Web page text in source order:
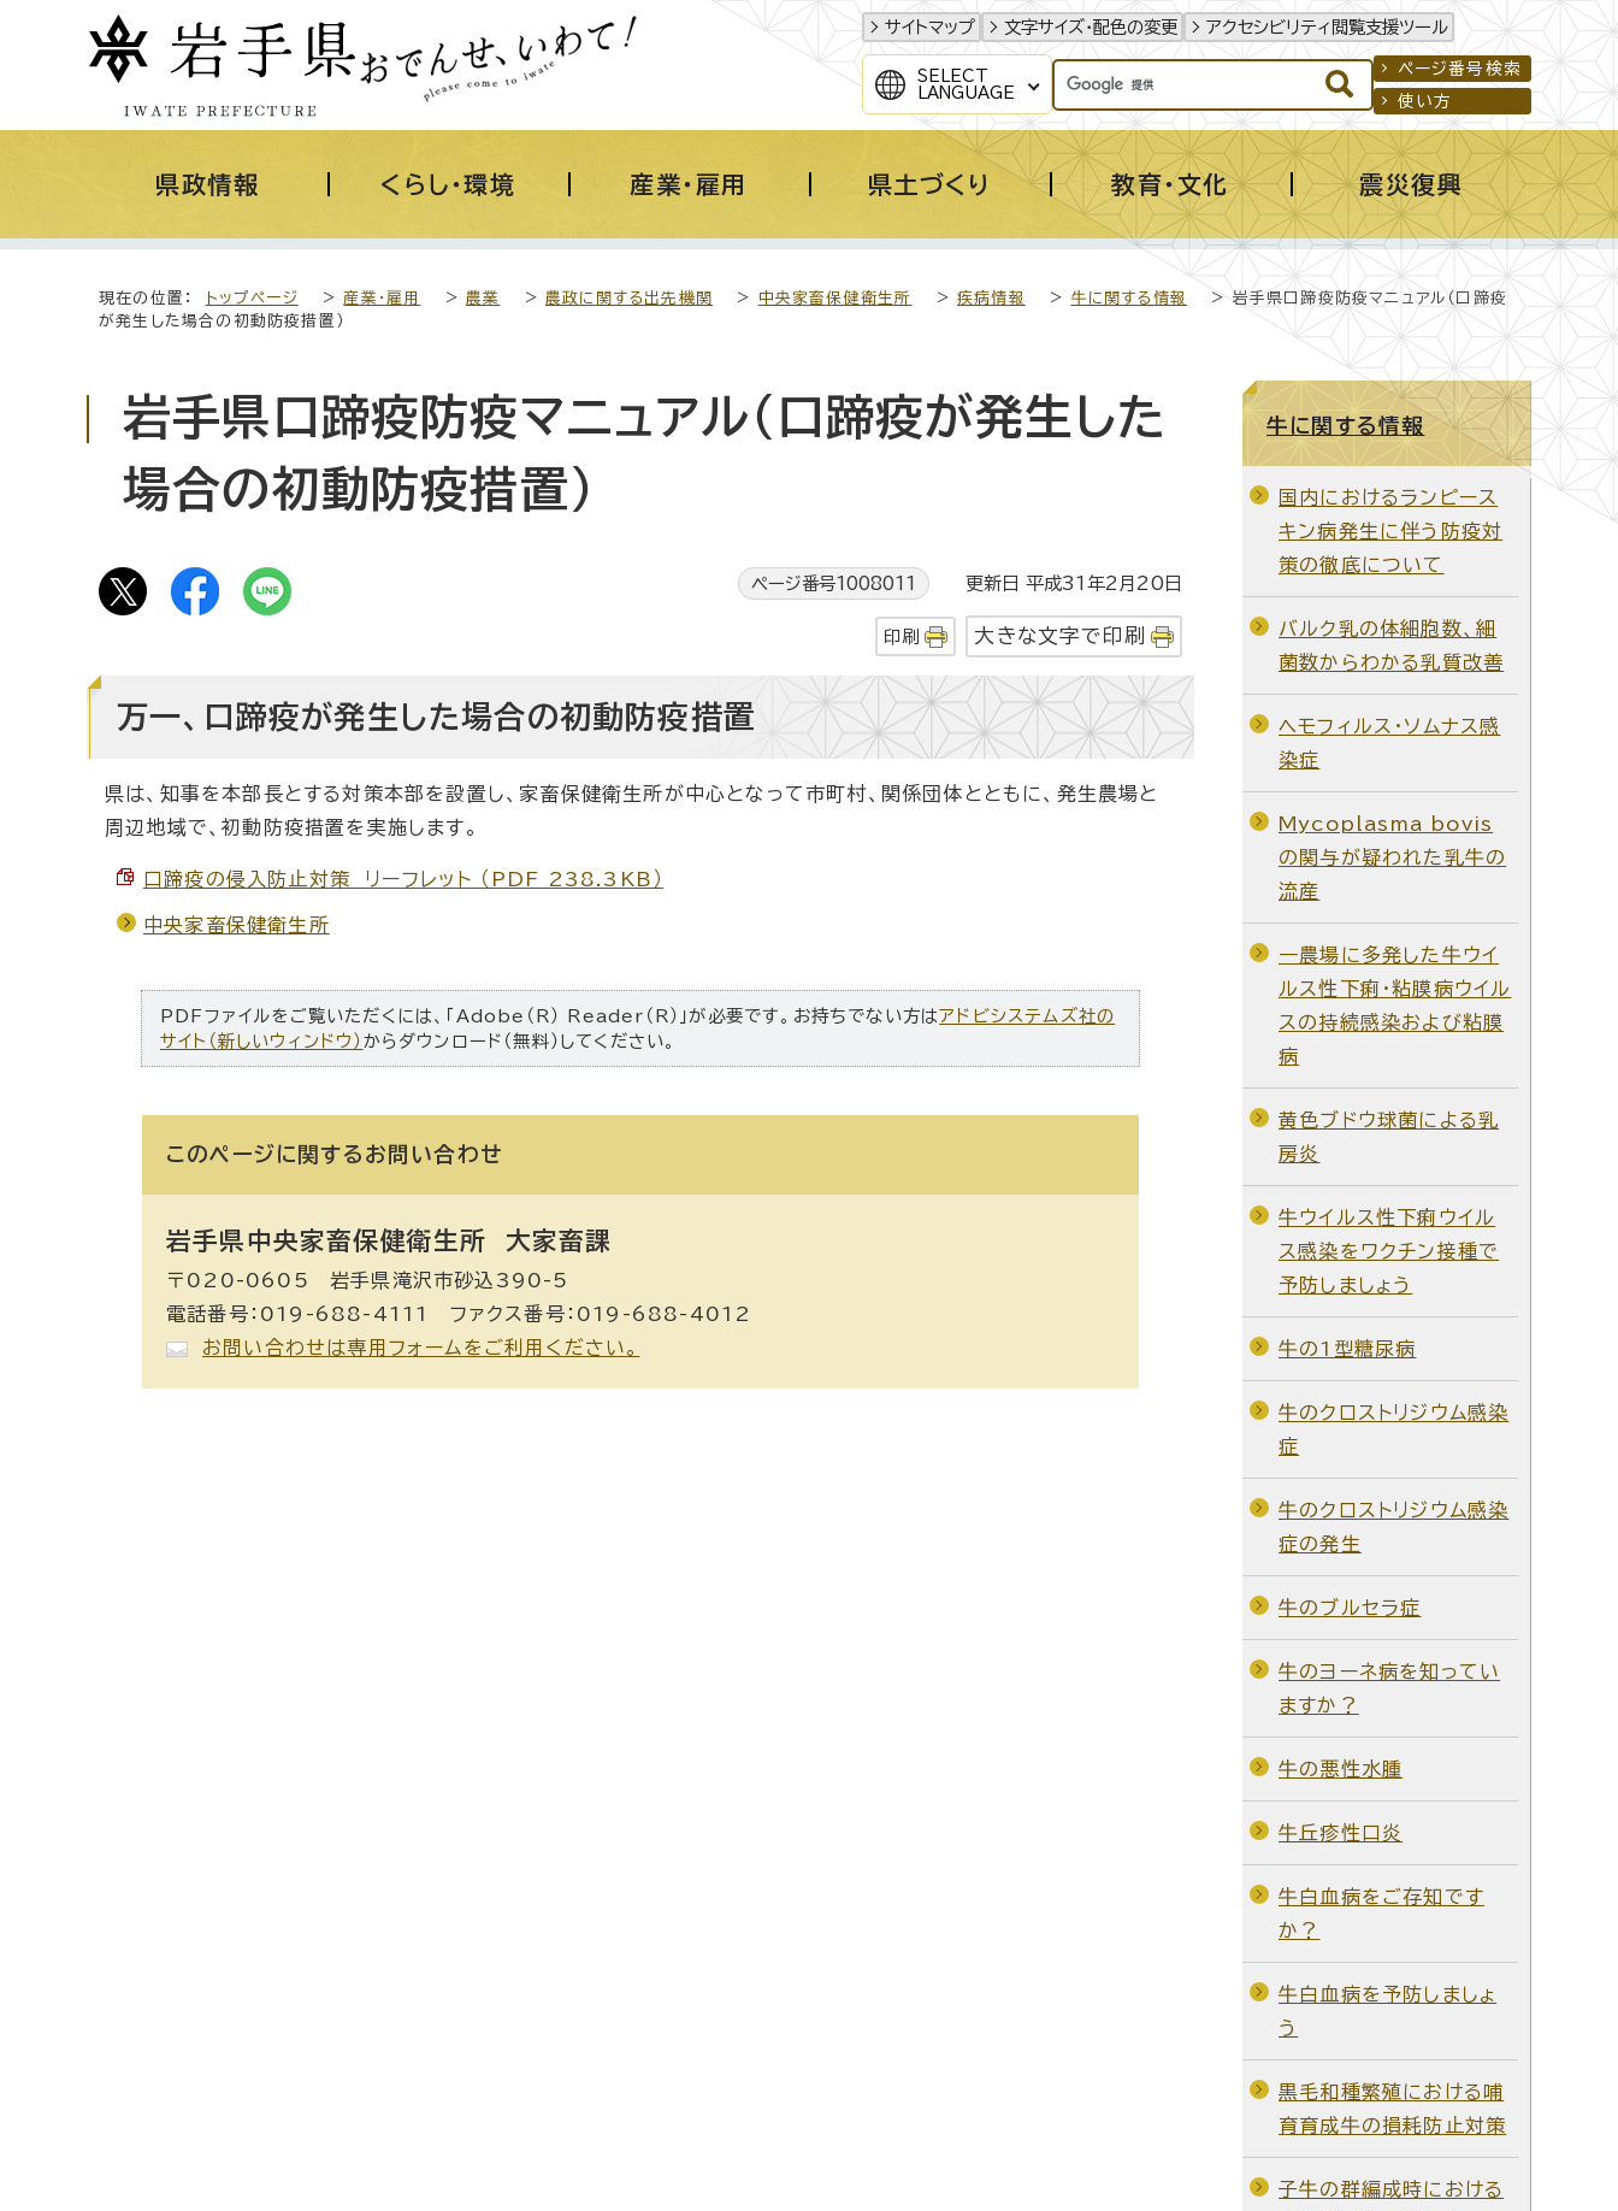
サイトマップ 文字サイズ・配色の変更 アクセシビリティ閲覧支援ツール
SELECT
LANGUAGE
ページ番号検索
使い方
県政情報 くらし・環境 産業・雇用 県土づくり 教育・文化 震災復興
現在の位置： トップページ >産業・雇用 >農業 >農政に関する出先機関 > 中央家畜保健衛生所 >疾病情報 > 牛に関する情報
> 岩手県口蹄疫防疫マニュアル（口蹄疫
が発生した場合の初動防疫措置）
岩手県口蹄疫防疫マニュアル（口蹄疫が発生した
場合の初動防疫措置）
ページ番号1008011 更新日 平成31年2月20日
印刷 大きな文字で印刷
万一、口蹄疫が発生した場合の初動防疫措置
県は、知事を本部長とする対策本部を設置し、家畜保健衛生所が中心となって市町村、関係団体とともに、発生農場と
周辺地域で、初動防疫措置を実施します。
口蹄疫の侵入防止対策 リーフレット （PDF 238.3KB）
中央家畜保健衛生所
PDFファイルをご覧いただくには、「Adobe（R） Reader（R）」が必要です。お持ちでない方はアドビシステムズ社の
サイト（新しいウィンドウ） からダウンロード（無料）してください。
このページに関する お問い合わせ
岩手県中央家畜保健衛生所 大家畜課
〒020-0605 岩手県滝沢市砂込390-5
電話番号：019-688-4111 ファクス番号：019-688-4012
お問い合わせは専用フォームをご利用ください。
牛に関する情報
国内におけるランピース
キン病発生に伴う防疫対
策の徹底について
バルク乳の体細胞数、細
菌数からわかる乳質改善
ヘモフィルス・ソムナス感
染症
Mycoplasma bovis
の関与が疑われた乳牛の
流産
一農場に多発した牛ウイ
ルス性下痢・粘膜病ウイル
スの持続感染および粘膜
病
黄色ブドウ球菌による乳
房炎
牛ウイルス性下痢ウイル
ス感染をワクチン接種で
予防しましょう
牛の1型糖尿病
牛のクロストリジウム感染
症
牛のクロストリジウム感染
症の発生
牛のブルセラ症
牛のヨーネ病を知ってい
ますか？
牛の悪性水腫
牛丘疹性口炎
牛白血病をご存知です
か？
牛白血病を予防しましょ
う
黒毛和種繁殖における哺
育育成牛の損耗防止対策
子牛の群編成時における